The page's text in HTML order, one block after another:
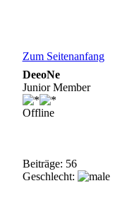
Zum Seitenanfang
DeeoNe
Junior Member
Offline
Beiträge: 56
Geschlecht: